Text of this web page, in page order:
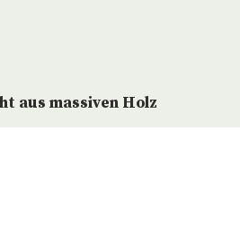
aus massiven Holz